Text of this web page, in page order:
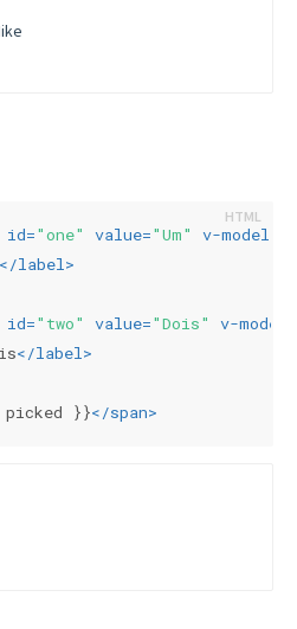
id="one" value="Um" v-model
</label>
id="two" value="Dois" v-model
</label>
}}</span>